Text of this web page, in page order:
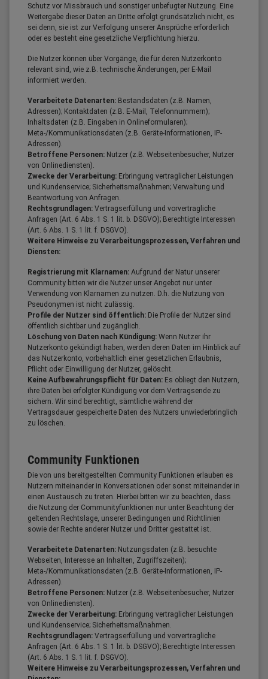
Schutz vor Missbrauch und sonstiger unbefugter Nutzung. Eine
Weitergabe dieser Daten an Dritte erfolgt grundsätzlich nicht, es
sei denn, sie ist zur Verfolgung unserer Ansprüche erforderlich
oder es besteht eine gesetzliche Verpflichtung hierzu.
Die Nutzer können über Vorgänge, die für deren Nutzerkonto
relevant sind, wie z.B. technische Änderungen, per E-Mail
informiert werden.
Verarbeitete Datenarten: Bestandsdaten (z.B. Namen,
Adressen); Kontaktdaten (z.B. E-Mail, Telefonnummern);
Inhaltsdaten (z.B. Eingaben in Onlineformularen);
Meta-/Kommunikationsdaten (z.B. Geräte-Informationen, IP-
Adressen).
Betroffene Personen: Nutzer (z.B. Webseitenbesucher, Nutzer
von Onlinediensten).
Zwecke der Verarbeitung: Erbringung vertraglicher Leistungen
und Kundenservice; Sicherheitsmaßnahmen; Verwaltung und
Beantwortung von Anfragen.
Rechtsgrundlagen: Vertragserfüllung und vorvertragliche
Anfragen (Art. 6 Abs. 1 S. 1 lit. b. DSGVO); Berechtigte Interessen
(Art. 6 Abs. 1 S. 1 lit. f. DSGVO).
Weitere Hinweise zu Verarbeitungsprozessen, Verfahren und
Diensten:
Registrierung mit Klarnamen: Aufgrund der Natur unserer
Community bitten wir die Nutzer unser Angebot nur unter
Verwendung von Klarnamen zu nutzen. D.h. die Nutzung von
Pseudonymen ist nicht zulässig.
Profile der Nutzer sind öffentlich: Die Profile der Nutzer sind
öffentlich sichtbar und zugänglich.
Löschung von Daten nach Kündigung: Wenn Nutzer ihr
Nutzerkonto gekündigt haben, werden deren Daten im Hinblick auf
das Nutzerkonto, vorbehaltlich einer gesetzlichen Erlaubnis,
Pflicht oder Einwilligung der Nutzer, gelöscht.
Keine Aufbewahrungspflicht für Daten: Es obliegt den Nutzern,
ihre Daten bei erfolgter Kündigung vor dem Vertragsende zu
sichern. Wir sind berechtigt, sämtliche während der
Vertragsdauer gespeicherte Daten des Nutzers unwiederbringlich
zu löschen.
Community Funktionen
Die von uns bereitgestellten Community Funktionen erlauben es
Nutzern miteinander in Konversationen oder sonst miteinander in
einen Austausch zu treten. Hierbei bitten wir zu beachten, dass
die Nutzung der Communityfunktionen nur unter Beachtung der
geltenden Rechtslage, unserer Bedingungen und Richtlinien
sowie der Rechte anderer Nutzer und Dritter gestattet ist.
Verarbeitete Datenarten: Nutzungsdaten (z.B. besuchte
Webseiten, Interesse an Inhalten, Zugriffszeiten);
Meta-/Kommunikationsdaten (z.B. Geräte-Informationen, IP-
Adressen).
Betroffene Personen: Nutzer (z.B. Webseitenbesucher, Nutzer
von Onlinediensten).
Zwecke der Verarbeitung: Erbringung vertraglicher Leistungen
und Kundenservice; Sicherheitsmaßnahmen.
Rechtsgrundlagen: Vertragserfüllung und vorvertragliche
Anfragen (Art. 6 Abs. 1 S. 1 lit. b. DSGVO); Berechtigte Interessen
(Art. 6 Abs. 1 S. 1 lit. f. DSGVO).
Weitere Hinweise zu Verarbeitungsprozessen, Verfahren und